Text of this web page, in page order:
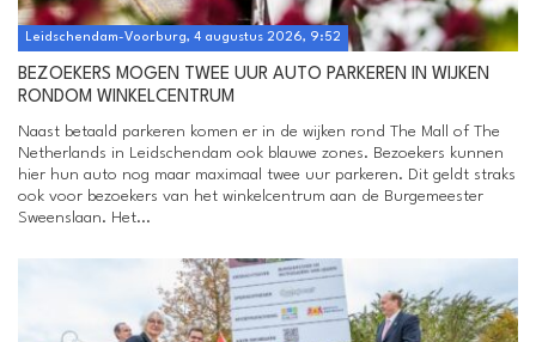
Leidschendam-Voorburg, 4 augustus 2026, 9:52
BEZOEKERS MOGEN TWEE UUR AUTO PARKEREN IN WIJKEN
RONDOM WINKELCENTRUM
Naast betaald parkeren komen er in de wijken rond The Mall of The
Netherlands in Leidschendam ook blauwe zones. Bezoekers kunnen
hier hun auto nog maar maximaal twee uur parkeren. Dit geldt straks
ook voor bezoekers van het winkelcentrum aan de Burgemeester
Sweenslaan. Het...